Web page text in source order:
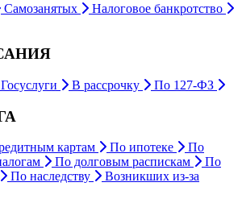
Самозанятых
Налоговое банкротство
В рассрочку По 127-ФЗ
картам По ипотеке
По
По долговым распискам
По
По наследству
Возникших из-за